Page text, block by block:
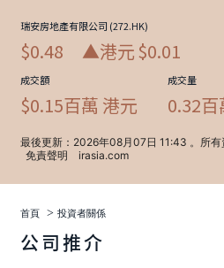
首頁 > 投資者關係
公司推介